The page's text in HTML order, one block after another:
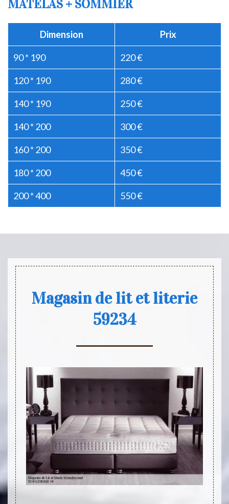
MATELAS + SOMMIER
Dimension Prix
90 * 190 220 €
120 * 190 280 €
140 * 190 250 €
140 * 200 300 €
160 * 200 350 €
180 * 200 450 €
200 * 400 550 €
Magasin de lit et literie
59234